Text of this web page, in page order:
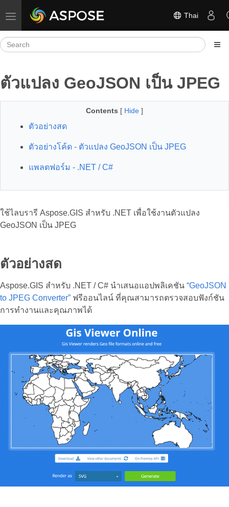
Toggle navigation Thai
ตัวแปลง GeoJSON เป็น JPEG
Contents [ Hide ]
ตัวอย่างสด
ตัวอย่างโค้ด - ตัวแปลง GeoJSON เป็น JPEG
แพลตฟอร์ม - .NET / C#
ใช้ไลบรารี Aspose.GIS สำหรับ .NET เพื่อใช้งานตัวแปลง
GeoJSON เป็น JPEG
ตัวอย่างสด
Aspose.GIS สำหรับ .NET / C# นำเสนอแอปพลิเคชัน “GeoJSON
to JPEG Converter” ฟรีออนไลน์ ที่คุณสามารถตรวจสอบฟังก์ชัน
การทำงานและคุณภาพได้